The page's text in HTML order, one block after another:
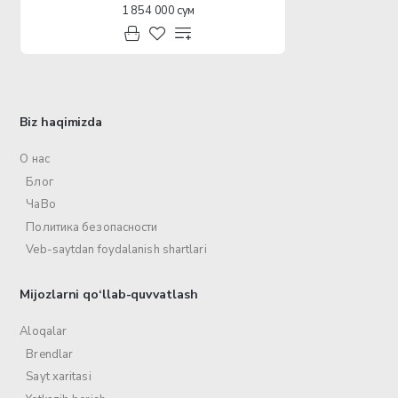
1 854 000 сум
Biz haqimizda
О нас
Блог
ЧаВо
Политика безопасности
Veb-saytdan foydalanish shartlari
Mijozlarni qo‘llab-quvvatlash
Aloqalar
Brendlar
Sayt xaritasi